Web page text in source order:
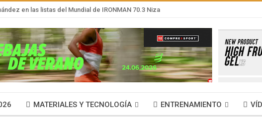
en las listas del Mundial de IRONMAN 70.3 Niza
MATERIALES Y TECNOLOGÍA ENTRENAMIENTO